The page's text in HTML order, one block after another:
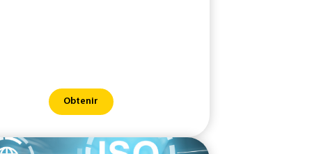
Obtenir